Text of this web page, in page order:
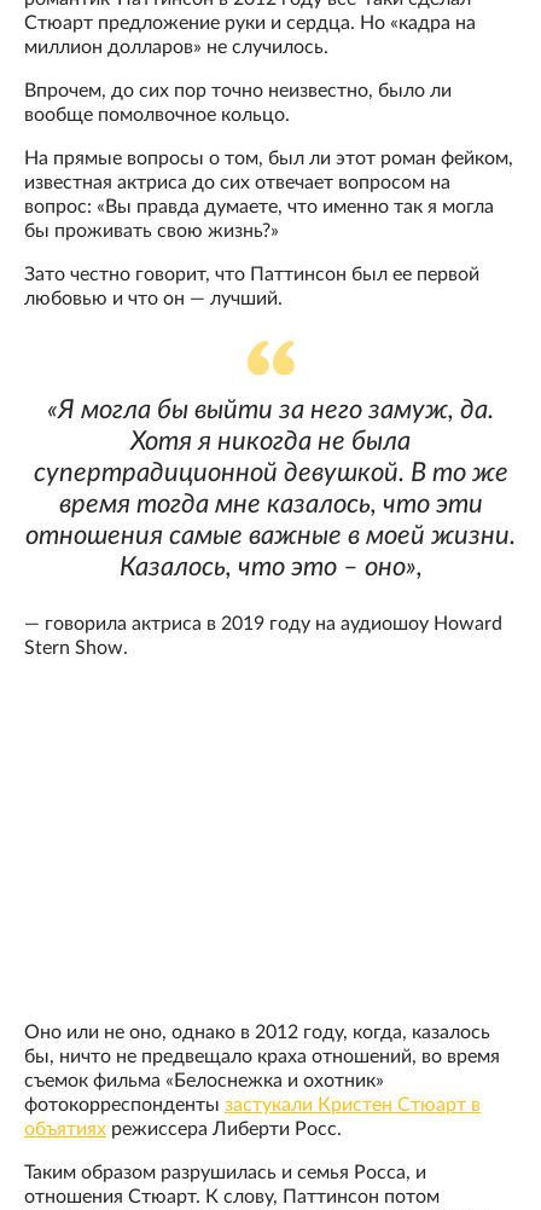
Стюарт предложение руки и сердца. Но «кадра на
миллион долларов» не случилось.
Впрочем, до сих пор точно неизвестно, было ли
вообще помолвочное кольцо.
На прямые вопросы о том, был ли этот роман фейком,
известная актриса до сих отвечает вопросом на
вопрос: «Вы правда думаете, что именно так я могла
бы проживать свою жизнь?»
Зато честно говорит, что Паттинсон был ее первой
любовью и что он — лучший.
«Я могла бы выйти за него замуж, да.
Хотя я никогда не была
супертрадиционной девушкой. В то же
время тогда мне казалось, что эти
отношения самые важные в моей жизни.
Казалось, что это – оно»,
— говорила актриса в 2019 году на аудиошоу Howard
Stern Show.
Оно или не оно, однако в 2012 году, когда, казалось
бы, ничто не предвещало краха отношений, во время
съемок фильма «Белоснежка и охотник»
фотокорреспонденты застукали Кристен Стюарт в
объятиях режиссера Либерти Росс.
Таким образом разрушилась и семья Росса, и
отношения Стюарт. К слову, Паттинсон потом